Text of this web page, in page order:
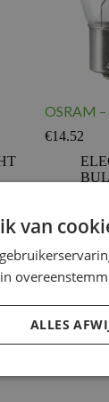
OSRAM –
€14.52
Voeg
van
ALLES